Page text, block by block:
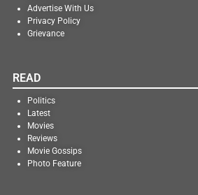
Advertise With Us
Privacy Policy
Grievance
READ
Politics
Latest
Movies
Reviews
Movie Gossips
Photo Feature